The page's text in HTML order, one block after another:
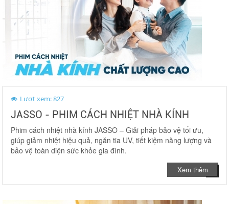
Lượt xem: 827
JASSO - PHIM CÁCH NHIỆT NHÀ KÍNH
Phim cách nhiệt nhà kính JASSO – Giải pháp bảo vệ tối ưu,
giúp giảm nhiệt hiệu quả, ngăn tia UV, tiết kiệm năng lượng và
bảo vệ toàn diện sức khỏe gia đình.
Xem thêm